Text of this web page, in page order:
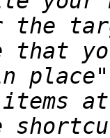
that